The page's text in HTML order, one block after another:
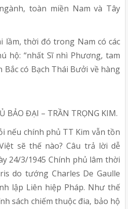
toàn miền Nam và Tây
lầm, thời đó trong Nam có các
hộ: “nhất Sĩ nhì Phương, tam
Bắc có Bạch Thái Bưởi về hàng
BẢO ĐẠI – TRẦN TRỌNG KIM.
nếu chính phủ TT Kim vẫn tồn
sẽ thế nào? Câu trả lời dễ
24/3/1945 Chính phủ lâm thời
do tướng Charles De Gaulle
lập Liên hiệp Pháp. Như thế
sách chiếm thuộc đia, bảo hộ